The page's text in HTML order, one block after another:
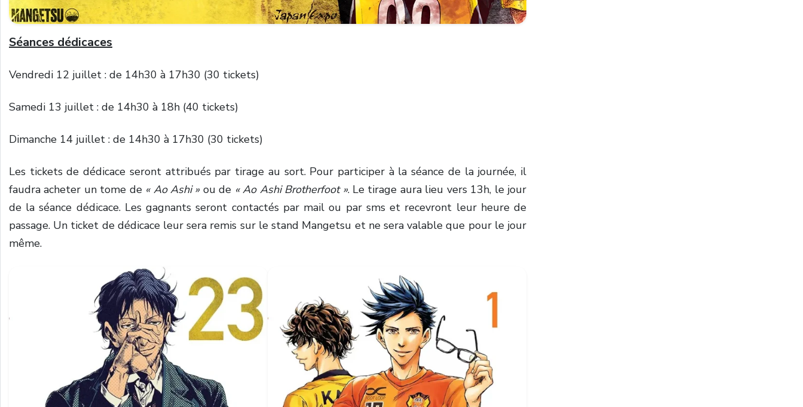
Séances dédicaces
Vendredi 12 juillet : de 14h30 à 17h30 (30 tickets)
Samedi 13 juillet : de 14h30 à 18h (40 tickets)
Dimanche 14 juillet : de 14h30 à 17h30 (30 tickets)
Les tickets de dédicace seront attribués par tirage au sort. Pour participer à la séance de la journée, il
faudra acheter un tome de « Ao Ashi » ou de « Ao Ashi Brotherfoot ». Le tirage aura lieu vers 13h, le jour
de la séance dédicace. Les gagnants seront contactés par mail ou par sms et recevront leur heure de
passage. Un ticket de dédicace leur sera remis sur le stand Mangetsu et ne sera valable que pour le jour
même.